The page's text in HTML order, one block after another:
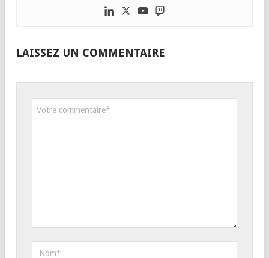
LAISSEZ UN COMMENTAIRE